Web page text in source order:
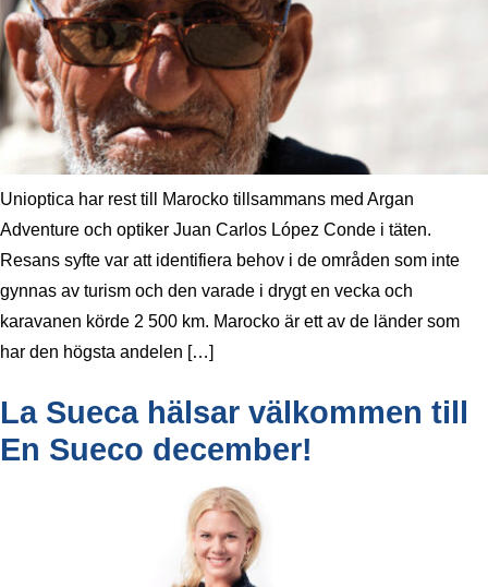
Unioptica har rest till Marocko tillsammans med Argan
Adventure och optiker Juan Carlos López Conde i täten.
Resans syfte var att identifiera behov i de områden som inte
gynnas av turism och den varade i drygt en vecka och
karavanen körde 2 500 km. Marocko är ett av de länder som
har den högsta andelen […]
La Sueca hälsar välkommen till
En Sueco december!